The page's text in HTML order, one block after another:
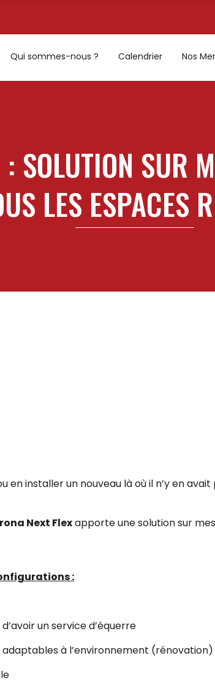
Qui sommes-nous ? Calendrier Nos
SOLUTION SUR
LES ESPACES
en installer un nouveau là où il n’y en avait
Next Flexapporte une solution sur
:
un service d’équerre
à l’environnement (rénovation)